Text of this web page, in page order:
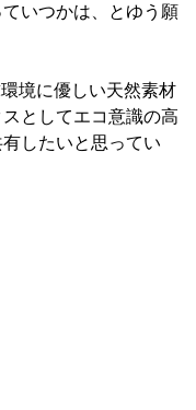
いつかは、とゆう願
境に優しい天然素材
としてエコ意識の高
したいと思ってい